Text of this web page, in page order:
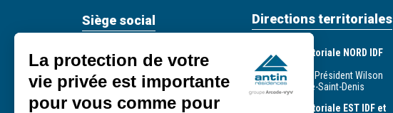
Siège social
59, rue de Provence
75439 Paris Cedex 09
Tél. : +33 (0) 1 49 95 37 37
E-mail : contact@antin-
Directions territoriales
Direction territoriale NORD IDF
93 - 95 - 60
244, avenue du Président Wilson
93210 La Plaine-Saint-Denis
Direction territoriale EST IDF et
La protection de votre
vie privée est importante
pour vous comme pour